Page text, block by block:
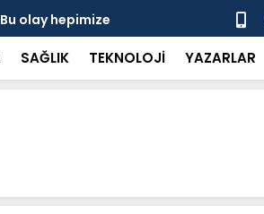
olay hepimize
Kozağaç Ana
projesinde önemli
SAĞLIK TEKNOLOJİ YAZARLAR